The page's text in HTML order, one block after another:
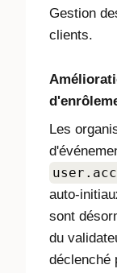
Gestion
clients.
Les
auto-
sont
du
déclenché